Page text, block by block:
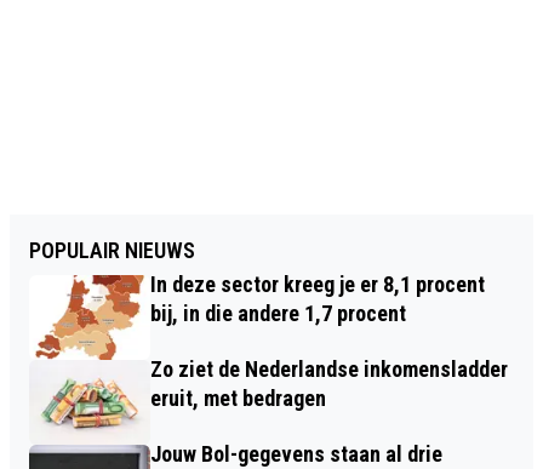
POPULAIR NIEUWS
In deze sector kreeg je er 8,1 procent
bij, in die andere 1,7 procent
Zo ziet de Nederlandse inkomensladder
eruit, met bedragen
Jouw Bol-gegevens staan al drie